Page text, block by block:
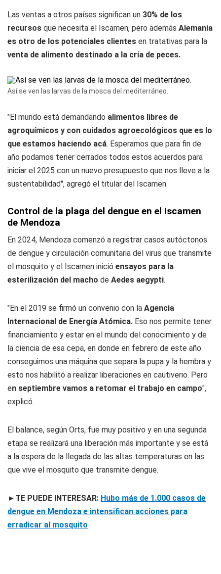
Las ventas a otros países significan un 30% de los
recursos que necesita el Iscamen, pero además Alemania
es otro de los potenciales clientes en tratativas para la
venta de alimento destinado a la cría de peces.
Así se ven las larvas de la mosca del mediterráneo.
"El mundo está demandando alimentos libres de
agroquímicos y con cuidados agroecológicos que es lo
que estamos haciendo acá. Esperamos que para fin de
año podamos tener cerrados todos estos acuerdos para
iniciar el 2025 con un nuevo presupuesto que nos lleve a la
sustentabilidad", agregó el titular del Iscamen.
Control de la plaga del dengue en el Iscamen
de Mendoza
En 2024, Mendoza comenzó a registrar casos autóctonos
de dengue y circulación comunitaria del virus que transmite
el mosquito y el Iscamen inició ensayos para la
esterilización del macho de Aedes aegypti.
"En el 2019 se firmó un convenio con la Agencia
Internacional de Energía Atómica. Eso nos permite tener
financiamiento y estar en el mundo del conocimiento y de
la ciencia de esa cepa, en donde en febrero de este año
conseguimos una máquina que separa la pupa y la hembra y
esto nos habilitó a realizar liberaciones en cautiverio. Pero
en septiembre vamos a retomar el trabajo en campo",
explicó.
El balance, según Orts, fue muy positivo y en una segunda
etapa se realizará una liberación más importante y se está
a la espera de la llegada de las altas temperaturas en las
que vive el mosquito que transmite dengue.
►TE PUEDE INTERESAR: Hubo más de 1.000 casos de
dengue en Mendoza e intensifican acciones para
erradicar al mosquito